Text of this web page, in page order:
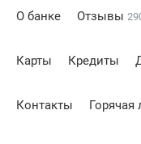
О банке Отзывы
Карты Кредиты
Контакты Горячая